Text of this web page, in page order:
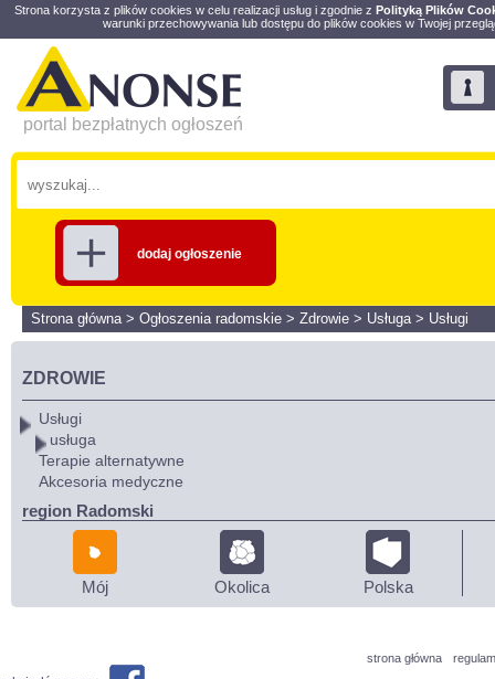
Strona korzysta z plików cookies w celu realizacji usług i zgodnie z Polityką Plików
warunki przechowywania lub dostępu do plików cookies w Twojej
portal bezpłatnych ogłoszeń
dodaj ogłoszenie
Strona główna> Ogłoszenia radomskie > Zdrowie > Usługa> Usługi
ZDROWIE
Usługi
usługa
Terapie alternatywne
Akcesoria medyczne
region Radomski
Mój Okolica Polska
strona główna